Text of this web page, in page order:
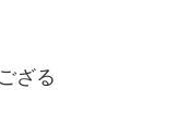
ざる